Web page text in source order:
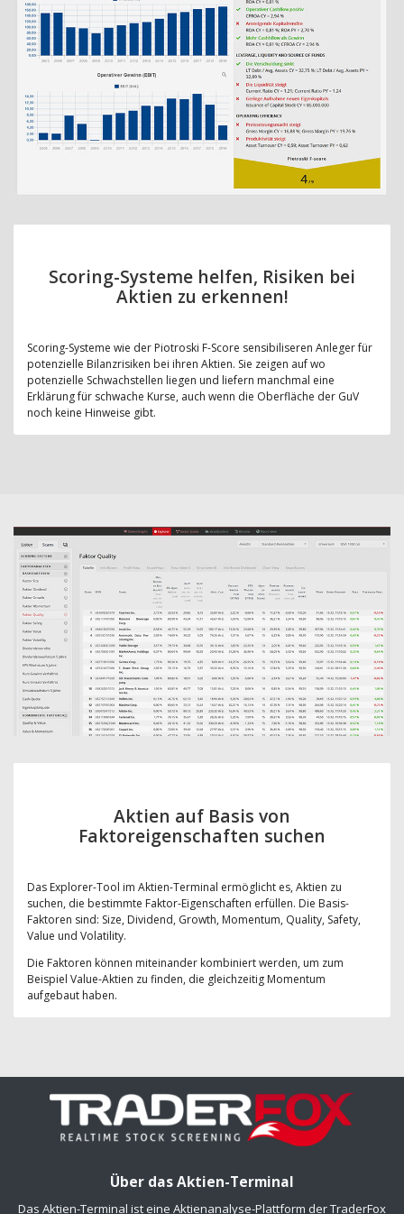
Scoring-Systeme helfen, Risiken bei
Aktien zu erkennen!
Scoring-Systeme wie der Piotroski F-Score sensibiliseren Anleger für
potenzielle Bilanzrisiken bei ihren Aktien. Sie zeigen auf wo
potenzielle Schwachstellen liegen und liefern manchmal eine
Erklärung für schwache Kurse, auch wenn die Oberfläche der GuV
noch keine Hinweise gibt.
Aktien auf Basis von
Faktoreigenschaften suchen
Das Explorer-Tool im Aktien-Terminal ermöglicht es, Aktien zu
suchen, die bestimmte Faktor-Eigenschaften erfüllen. Die Basis-
Faktoren sind: Size, Dividend, Growth, Momentum, Quality, Safety,
Value und Volatility.
Die Faktoren können miteinander kombiniert werden, um zum
Beispiel Value-Aktien zu finden, die gleichzeitig Momentum
aufgebaut haben.
Über das Aktien-Terminal
Das Aktien-Terminal ist eine Aktienanalyse-Plattform der TraderFox